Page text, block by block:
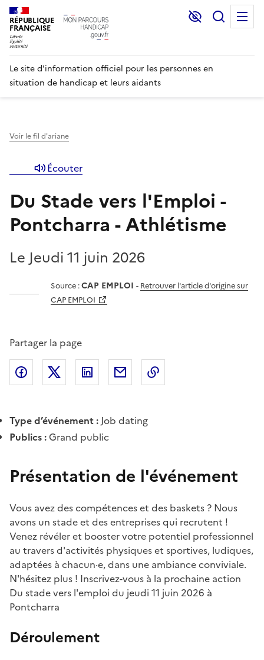
RÉPUBLIQUE
FRANÇAISE
Lecture et
Le site d'information officiel pour les personnes en
situation de handicap et leurs aidants
Voir le fil d'ariane
Écouter
Du Stade vers l'Emploi -
Pontcharra - Athlétisme
Le Jeudi 11 juin 2026
Source :CAP EMPLOI - Retrouver l'article d'origine sur
CAP EMPLOI
Partager la page
Partager l'article surFacebook
Partager l'article sur X (anciennement
Partager l'article sur
Partager l'article par courriel
Type d’événement : Job dating
Publics :Grand public
Présentation de l'événement
Vous avez des compétences et des baskets ? Nous
avons un stade et des entreprises qui recrutent !
Venez révéler et booster votre potentiel professionnel
au travers d'activités physiques et sportives, ludiques,
adaptées à chacun·e, dans une ambiance conviviale.
N'hésitez plus ! Inscrivez-vous à la prochaine action
Du stade vers l'emploi du jeudi 11 juin 2026 à
Pontcharra
Déroulement